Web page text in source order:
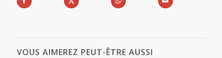
VOUS AIMEREZ PEUT-ÊTRE AUSSI